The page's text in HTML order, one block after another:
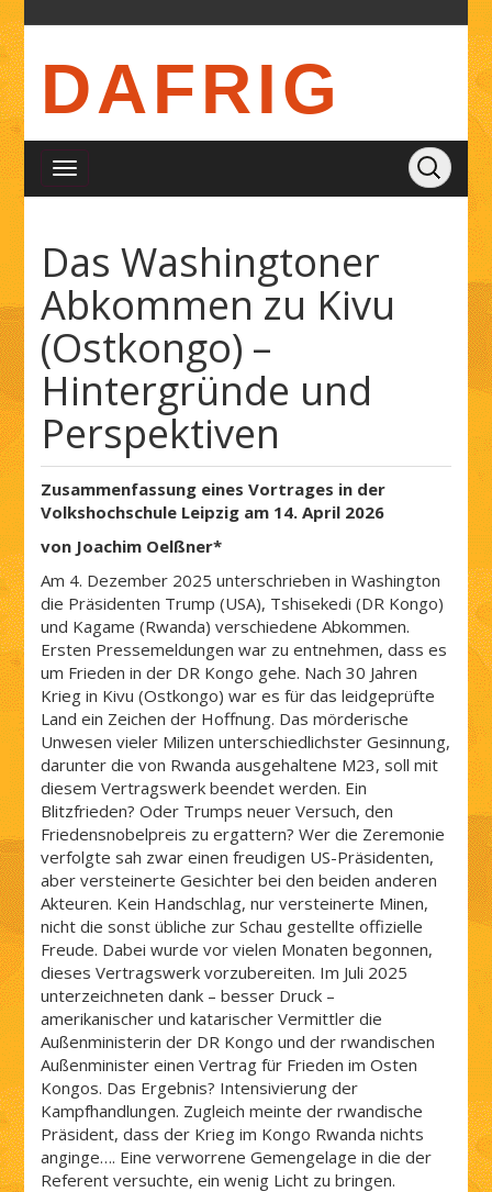
DAFRIG
Das Washingtoner
Abkommen zu Kivu
(Ostkongo) –
Hintergründe und
Perspektiven
Zusammenfassung eines Vortrages in der
Volkshochschule Leipzig am 14. April 2026
von Joachim Oelßner*
Am 4. Dezember 2025 unterschrieben in Washington
die Präsidenten Trump (USA), Tshisekedi (DR Kongo)
und Kagame (Rwanda) verschiedene Abkommen.
Ersten Pressemeldungen war zu entnehmen, dass es
um Frieden in der DR Kongo gehe. Nach 30 Jahren
Krieg in Kivu (Ostkongo) war es für das leidgeprüfte
Land ein Zeichen der Hoffnung. Das mörderische
Unwesen vieler Milizen unterschiedlichster Gesinnung,
darunter die von Rwanda ausgehaltene M23, soll mit
diesem Vertragswerk beendet werden. Ein
Blitzfrieden? Oder Trumps neuer Versuch, den
Friedensnobelpreis zu ergattern? Wer die Zeremonie
verfolgte sah zwar einen freudigen US-Präsidenten,
aber versteinerte Gesichter bei den beiden anderen
Akteuren. Kein Handschlag, nur versteinerte Minen,
nicht die sonst übliche zur Schau gestellte offizielle
Freude. Dabei wurde vor vielen Monaten begonnen,
dieses Vertragswerk vorzubereiten. Im Juli 2025
unterzeichneten dank – besser Druck –
amerikanischer und katarischer Vermittler die
Außenministerin der DR Kongo und der rwandischen
Außenminister einen Vertrag für Frieden im Osten
Kongos. Das Ergebnis? Intensivierung der
Kampfhandlungen. Zugleich meinte der rwandische
Präsident, dass der Krieg im Kongo Rwanda nichts
anginge…. Eine verworrene Gemengelage in die der
Referent versuchte, ein wenig Licht zu bringen.